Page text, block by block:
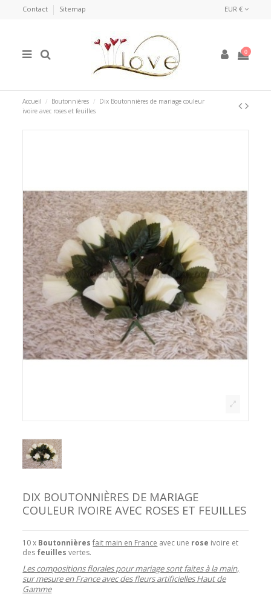
Contact Sitemap EUR €
0
Accueil Boutonnières
Dix Boutonnières de mariage couleur
ivoire avec roses et feuilles
DIX BOUTONNIÈRES DE MARIAGE
COULEUR IVOIRE AVEC ROSES ET FEUILLES
10 x Boutonnièresfait main en France avec une rose ivoire et
des feuillesvertes.
Les compositions florales pour mariage sont faites à la main,
sur mesure en France avec des fleurs artificielles Haut de
Gamme